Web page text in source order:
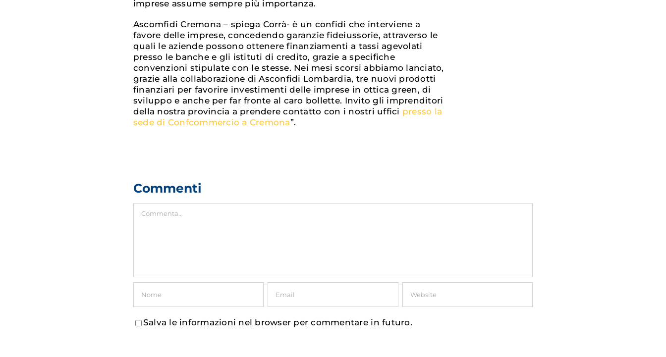
imprese assume sempre più importanza.
Ascomfidi Cremona – spiega Corrà- è un confidi che interviene a
favore delle imprese, concedendo garanzie fideiussorie, attraverso le
quali le aziende possono ottenere finanziamenti a tassi agevolati
presso le banche e gli istituti di credito, grazie a specifiche
convenzioni stipulate con le stesse. Nei mesi scorsi abbiamo lanciato,
grazie alla collaborazione di Asconfidi Lombardia, tre nuovi prodotti
finanziari per favorire investimenti delle imprese in ottica green, di
sviluppo e anche per far fronte al caro bollette. Invito gli imprenditori
della nostra provincia a prendere contatto con i nostri uffici presso la
sede di Confcommercio a Cremona”.
Commenti
Salva le informazioni nel browser per commentare in futuro.